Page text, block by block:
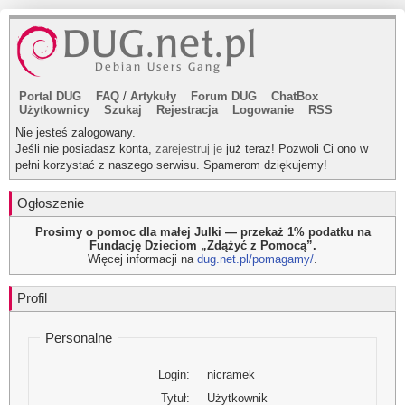
Portal DUG FAQ / Artykuły Forum DUG
ChatBox
Użytkownicy
Szukaj Rejestracja Logowanie
RSS
Nie jesteś zalogowany.
Jeśli nie posiadasz konta, zarejestruj je już teraz! Pozwoli Ci ono w
pełni korzystać z naszego serwisu. Spamerom dziękujemy!
Ogłoszenie
Prosimy o pomoc dla małej Julki — przekaż 1% podatku na
Fundację Dzieciom „Zdążyć z Pomocą”.
Więcej informacji na dug.net.pl/pomagamy/.
Profil
Personalne
Login:
nicramek
Tytuł:
Użytkownik